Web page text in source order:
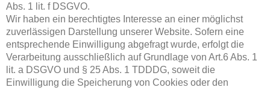
Abs. 1 lit. f DSGVO.
Wir haben ein berechtigtes Interesse an einer möglichst
zuverlässigen Darstellung unserer Website. Sofern eine
entsprechende Einwilligung abgefragt wurde, erfolgt die
Verarbeitung ausschließlich auf Grundlage von Art.6 Abs. 1
lit. a DSGVO und § 25 Abs. 1 TDDDG, soweit die
Einwilligung die Speicherung von Cookies oder den